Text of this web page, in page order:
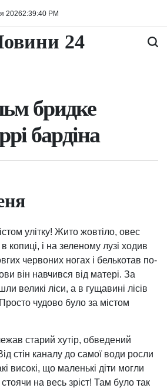
20262:39:41 PM
24
бридке
бардіна
улітку! Жито жовтіло, овес
копиці, і на зеленому лузі ходив
червоних ногах і белькотав по-
він навчився від матері. За
великі ліси, а в гущавині лісів
чудово було за містом
старий хутір, обведений
стін каналу до самої води росли
високі, що маленькі діти могли
на весь зріст! Там було так